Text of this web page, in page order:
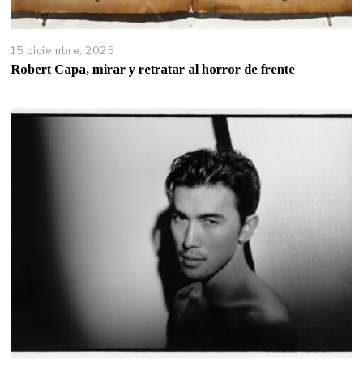
15 diciembre, 2025
Robert Capa, mirar y retratar al horror de frente